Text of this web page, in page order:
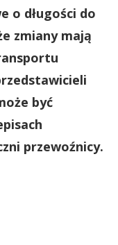
o długości do
zmiany mają
być
przewoźnicy.